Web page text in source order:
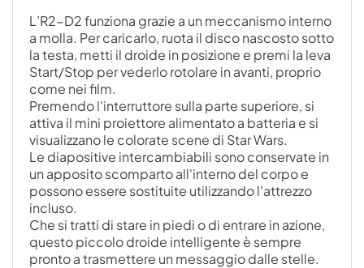
L’R2-D2 funziona grazie a un meccanismo interno
a molla. Per caricarlo, ruota il disco nascosto sotto
la testa, metti il droide in posizione e premi la leva
Start/Stop per vederlo rotolare in avanti, proprio
come nei film.
Premendo l'interruttore sulla parte superiore, si
attiva il mini proiettore alimentato a batteria e si
visualizzano le colorate scene di Star Wars.
Le diapositive intercambiabili sono conservate in
un apposito scomparto all'interno del corpo e
possono essere sostituite utilizzando l'attrezzo
incluso.
Che si tratti di stare in piedi o di entrare in azione,
questo piccolo droide intelligente è sempre
pronto a trasmettere un messaggio dalle stelle.